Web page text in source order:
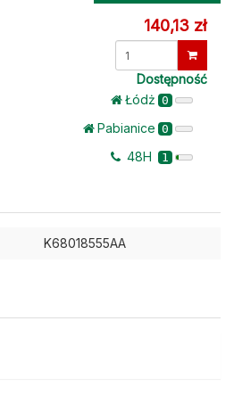
140,13 zł
Dostępność
Łódż 0
Pabianice 0
48H 1
K68018555AA